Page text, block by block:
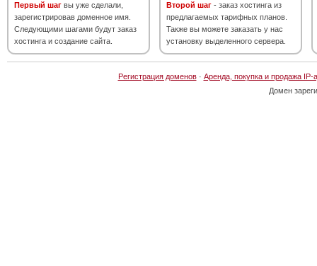
Первый шаг вы уже сделали,
зарегистрировав доменное имя.
Следующими шагами будут заказ
хостинга и создание сайта.
Второй шаг - заказ хостинга из
предлагаемых тарифных планов.
Также вы можете заказать у нас
установку выделенного сервера.
Регистрация доменов· Аренда, покупка и продажа IP-
Домен